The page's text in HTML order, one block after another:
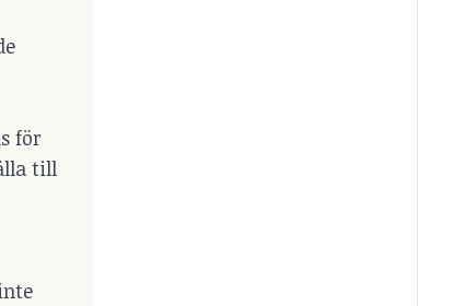
för
till